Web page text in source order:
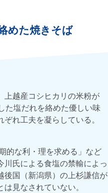
めた焼きそば
上越産コシヒカリの米粉が
た塩だれを絡めた優しい味
れ工夫を凝らしている。
的な利・理を求める」など
氏による食塩の禁輸によっ
後国（新潟県）の上杉謙信が
見なされていない。